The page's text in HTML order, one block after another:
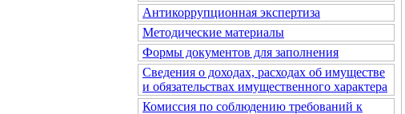
Антикоррупционная экспертиза
Методические материалы
Формы документов для заполнения
Сведения о доходах, расходах об имуществе
и обязательствах имущественного характера
Комиссия по соблюдению требований к